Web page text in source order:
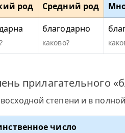
род
Средний род
благодарно
каково?
прилагательного
степени и в
число